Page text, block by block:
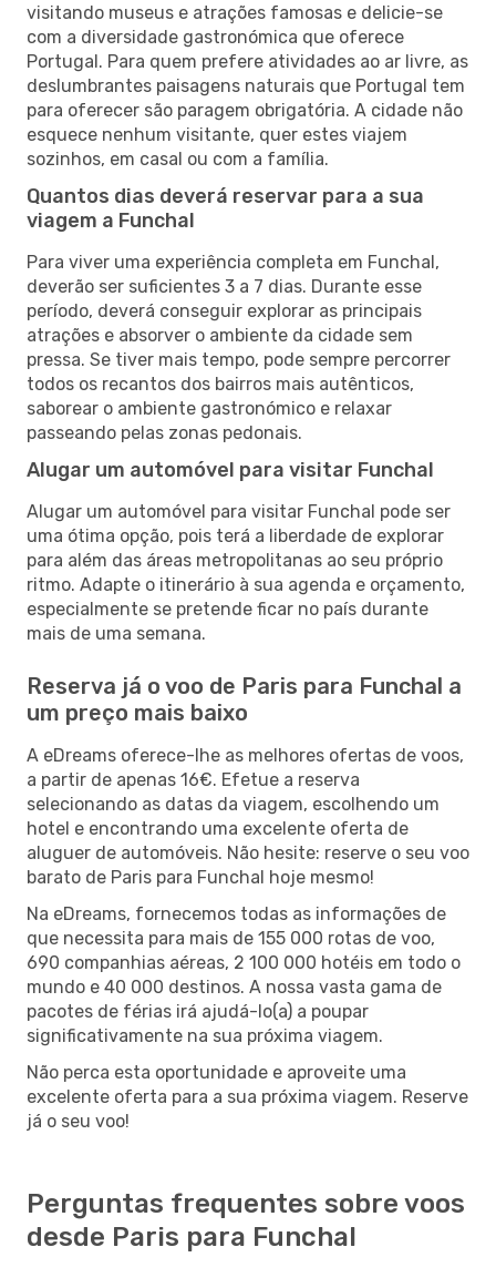
visitando museus e atrações famosas e delicie-se
com a diversidade gastronómica que oferece
Portugal. Para quem prefere atividades ao ar livre, as
deslumbrantes paisagens naturais que Portugal tem
para oferecer são paragem obrigatória. A cidade não
esquece nenhum visitante, quer estes viajem
sozinhos, em casal ou com a família.
Quantos dias deverá reservar para a sua
viagem a Funchal
Para viver uma experiência completa em Funchal,
deverão ser suficientes 3 a 7 dias. Durante esse
período, deverá conseguir explorar as principais
atrações e absorver o ambiente da cidade sem
pressa. Se tiver mais tempo, pode sempre percorrer
todos os recantos dos bairros mais autênticos,
saborear o ambiente gastronómico e relaxar
passeando pelas zonas pedonais.
Alugar um automóvel para visitar Funchal
Alugar um automóvel para visitar Funchal pode ser
uma ótima opção, pois terá a liberdade de explorar
para além das áreas metropolitanas ao seu próprio
ritmo. Adapte o itinerário à sua agenda e orçamento,
especialmente se pretende ficar no país durante
mais de uma semana.
Reserva já o voo de Paris para Funchal a
um preço mais baixo
A eDreams oferece-lhe as melhores ofertas de voos,
a partir de apenas 16€. Efetue a reserva
selecionando as datas da viagem, escolhendo um
hotel e encontrando uma excelente oferta de
aluguer de automóveis. Não hesite: reserve o seu voo
barato de Paris para Funchal hoje mesmo!
Na eDreams, fornecemos todas as informações de
que necessita para mais de 155 000 rotas de voo,
690 companhias aéreas, 2 100 000 hotéis em todo o
mundo e 40 000 destinos. A nossa vasta gama de
pacotes de férias irá ajudá-lo(a) a poupar
significativamente na sua próxima viagem.
Não perca esta oportunidade e aproveite uma
excelente oferta para a sua próxima viagem. Reserve
já o seu voo!
Perguntas frequentes sobre voos
desde Paris para Funchal